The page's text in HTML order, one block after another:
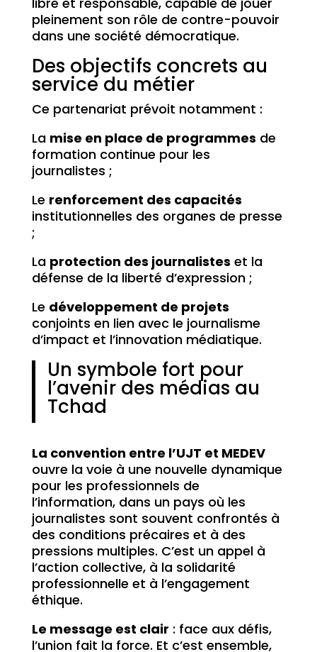
pleinement son rôle de contre-pouvoir
dans une société démocratique.
Des objectifs concrets au
service du métier
Ce partenariat prévoit notamment :
La mise en place de programmes de
formation continue pour les
journalistes ;
Le renforcement des capacités
institutionnelles des organes de presse
;
La protection des journalistes et la
défense de la liberté d’expression ;
Le développement de projets
conjoints en lien avec le journalisme
d’impact et l’innovation médiatique.
Un symbole fort pour
l’avenir des médias au
Tchad
La convention entre l’UJT et MEDEV
ouvre la voie à une nouvelle dynamique
pour les professionnels de
l’information, dans un pays où les
journalistes sont souvent confrontés à
des conditions précaires et à des
pressions multiples. C’est un appel à
l’action collective, à la solidarité
professionnelle et à l’engagement
éthique.
Le message est clair : face aux défis,
l’union fait la force. Et c’est ensemble,